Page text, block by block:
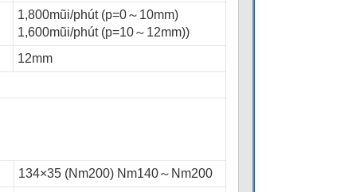
1,800mũi/phút (p=0～10mm)
1,600mũi/phút (p=10～12mm))
12mm
134×35 (Nm200) Nm140～Nm200